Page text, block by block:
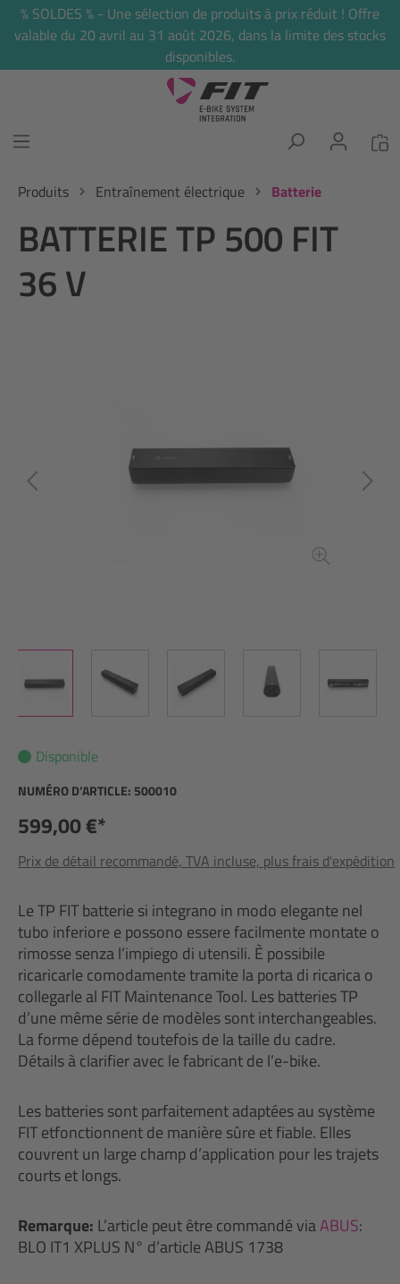
principal
% SOLDES % - Une sélection de produits à prix réduit ! Offre
valable du 20 avril au 31 août 2026, dans la limite des stocks
disponibles.
Produits Entraînement électrique Batterie
BATTERIE TP 500 FIT
36 V
Disponible
NUMÉRO D’ARTICLE: 500010
599,00 €*
Prix de détail recommandé, TVA incluse, plus frais d'expédition
Le TP FIT batterie si integrano in modo elegante nel
tubo inferiore e possono essere facilmente montate o
rimosse senza l’impiego di utensili. È possibile
ricaricarle comodamente tramite la porta di ricarica o
collegarle al FIT Maintenance Tool. Les batteries TP
d’une même série de modèles sont interchangeables.
La forme dépend toutefois de la taille du cadre.
Détails à clarifier avec le fabricant de l’e-bike.
Les batteries sont parfaitement adaptées au système
FIT etfonctionnent de manière sûre et fiable. Elles
couvrent un large champ d’application pour les trajets
courts et longs.
Remarque: L’article peut être commandé viaABUS:
BLO IT1 XPLUS N° d’article ABUS 1738